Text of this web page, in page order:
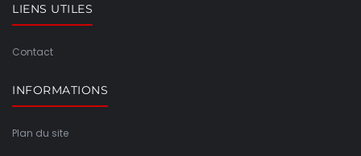
LIENS UTILES
Contact
INFORMATIONS
Plan du site